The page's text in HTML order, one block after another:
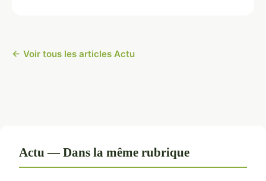
← Voir tous les articles Actu
Actu — Dans la même rubrique